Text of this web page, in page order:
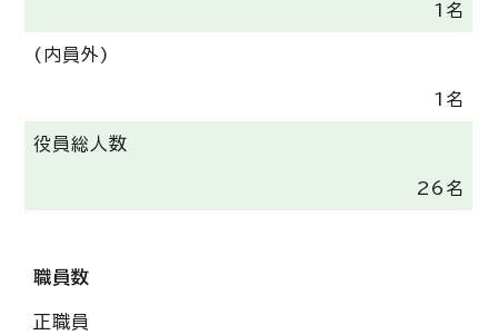
1名
(内員外)
1名
役員総人数
26名
職員数
正職員